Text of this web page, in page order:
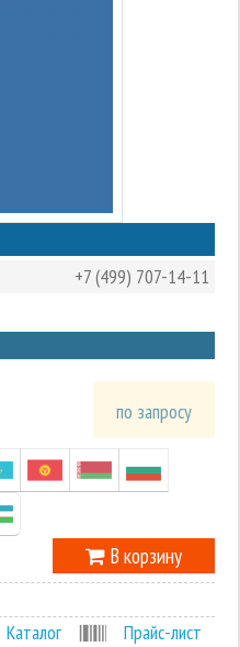
+7 (499) 707-14-11
по запросу
В корзину
Каталог
Прайс-лист